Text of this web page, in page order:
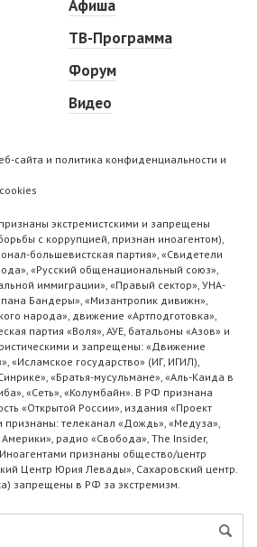
Афиша
ТВ-Программа
Форум
Видео
сайта и политика конфиденциальности и
экстремистскими и запрещены
с коррупцией, признан иноагентом),
большевистская партия», «Свидетели
«Русский общенациональный союз»,
иммиграции», «Правый сектор», УНА-
Бандеры», «Мизантропик дивижн»,
народа», движение «Артподготовка»,
партия «Воля», АУЕ, батальоны «Азов» и
и запрещены: «Движение
«Исламское государство» (ИГ, ИГИЛ),
«Братья-мусульмане», «Аль-Каида в
«Сеть», «Колумбайн». В РФ признана
«Открытой России», издания «Проект
телеканал «Дождь», «Медуза»,
радио «Свобода», The Insider,
признаны общество/центр
Центр Юрия Левады», Сахаровский центр.
запрещены в РФ за экстремизм.